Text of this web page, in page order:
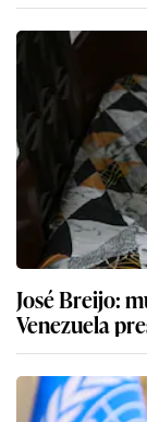
José Breijo:
Venezuela